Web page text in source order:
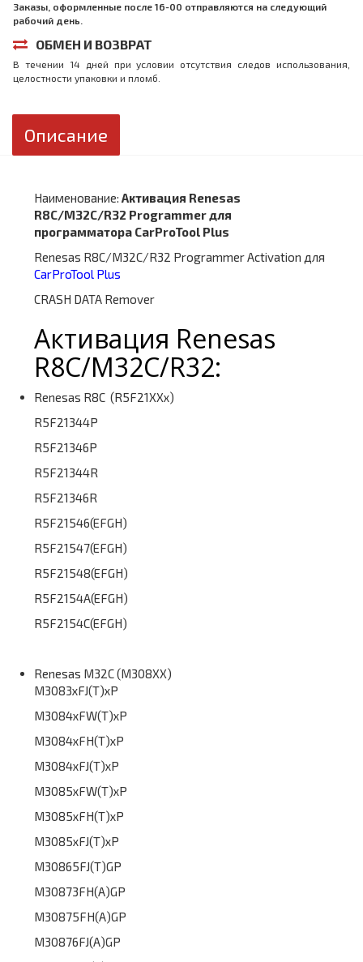
Заказы, оформленные после 16-00 отправляются на следующий
рабочий день.
ОБМЕН И ВОЗВРАТ
В течении 14 дней при условии отсутствия следов использования,
целостности упаковки и пломб.
Описание
Наименование: Активация Renesas
R8C/M32C/R32 Programmer для
программатора CarProTool Plus
Renesas R8C/M32C/R32 Programmer Activation для
CarProTool Plus
CRASH DATA Remover
Активация Renesas
R8C/M32C/R32:
Renesas R8C (R5F21XXx)
R5F21344P
R5F21346P
R5F21344R
R5F21346R
R5F21546(EFGH)
R5F21547(EFGH)
R5F21548(EFGH)
R5F2154A(EFGH)
R5F2154C(EFGH)
Renesas M32C (M308XX)
M3083xFJ(T)xP
M3084xFW(T)xP
M3084xFH(T)xP
M3084xFJ(T)xP
M3085xFW(T)xP
M3085xFH(T)xP
M3085xFJ(T)xP
M30865FJ(T)GP
M30873FH(A)GP
M30875FH(A)GP
M30876FJ(A)GP